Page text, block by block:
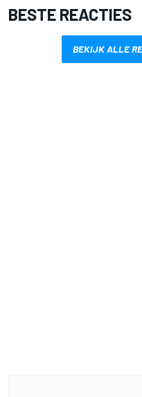
BESTE REACTIES
BEKIJK ALLE